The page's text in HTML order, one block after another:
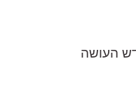
מעגל חדש העושה